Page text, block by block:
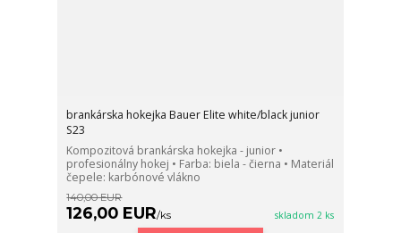
brankárska hokejka Bauer Elite white/black junior
S23
Kompozitová brankárska hokejka - junior •
profesionálny hokej • Farba: biela - čierna • Materiál
čepele: karbónové vlákno
140,00 EUR
126,00 EUR/ks skladom 2 ks